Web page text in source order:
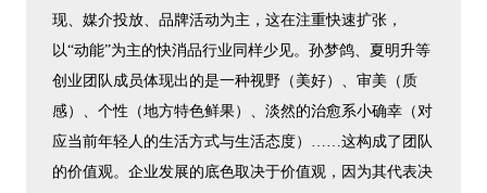
现、媒介投放、品牌活动为主，这在注重快速扩张，
以“动能”为主的快消品行业同样少见。孙梦鸽、夏明升等
创业团队成员体现出的是一种视野（美好）、审美（质
感）、个性（地方特色鲜果）、淡然的治愈系小确幸（对
应当前年轻人的生活方式与生活态度）……这构成了团队
的价值观。企业发展的底色取决于价值观，因为其代表决